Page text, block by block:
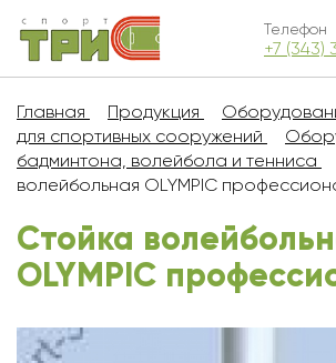
Телефон
+7 (343)
Главная Продукция
для спортивных сооружений
бадминтона, волейбола и тенниса
волейбольная OLYMPIC
Стойка
OLYMPIC